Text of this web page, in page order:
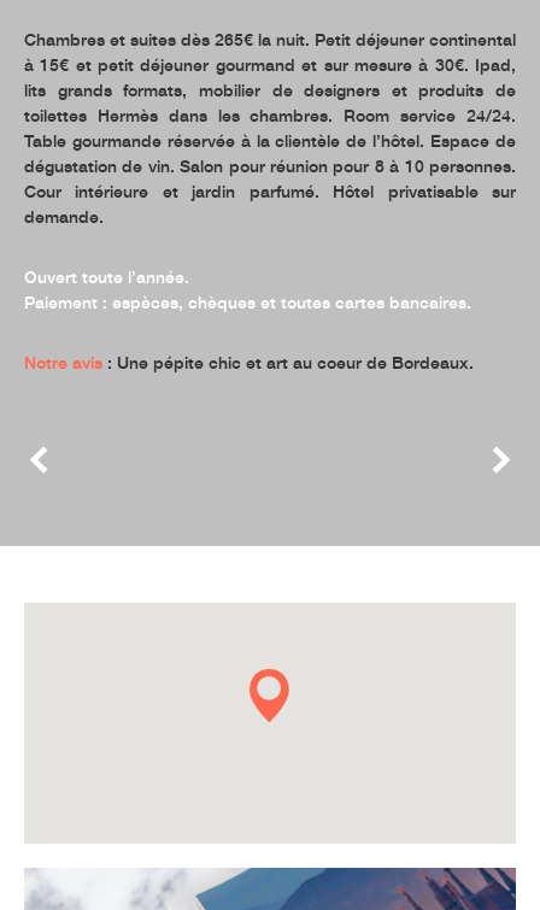
Chambres et suites dès 265€ la nuit. Petit déjeuner continental
à 15€ et petit déjeuner gourmand et sur mesure à 30€. Ipad,
lits grands formats, mobilier de designers et produits de
toilettes Hermès dans les chambres. Room service 24/24.
Table gourmande réservée à la clientèle de l’hôtel. Espace de
dégustation de vin. Salon pour réunion pour 8 à 10 personnes.
Cour intérieure et jardin parfumé. Hôtel privatisable sur
demande.
Ouvert toute l’année.
Paiement : espèces, chèques et toutes cartes bancaires.
Notre avis : Une pépite chic et art au coeur de Bordeaux.